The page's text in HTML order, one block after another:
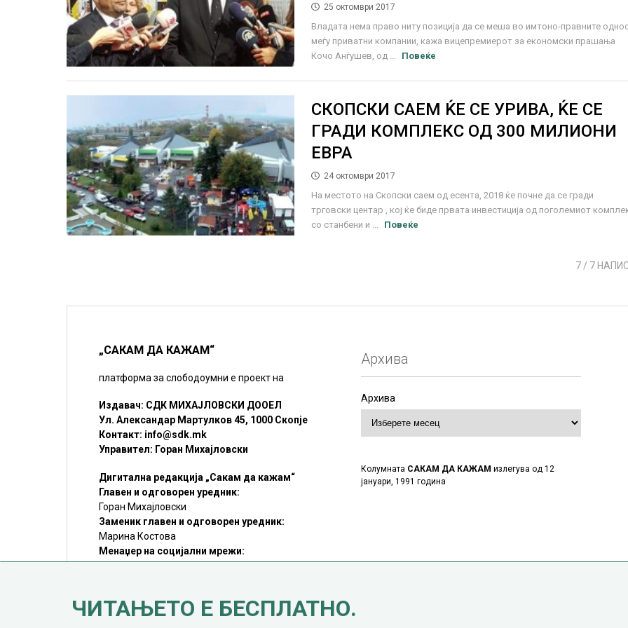
25 октомври 2017
Владата нема право ниту позиција да се меша во имтоно-правните
меѓу приватни компании, кажа вицепремиерот за економски прашања
Кочо Анѓушев, од ...
Повеќе
СКОПСКИ САЕМ ЌЕ СЕ УРИВА, ЌЕ СЕ
ГРАДИ КОМПЛЕКС ОД 300 МИЛИОНИ
ЕВРА
24 октомври 2017
На местото на Скопски саем од есента, 2018 ќе почне да се гради
трговски центар , кој ќе биде првата инвестиција од поголемиот
со станбени и ...
Повеќе
7 / 7
„САКАМ ДА КАЖАМ“
платформа за слободоумни е проект на
Издавач: СДК МИХАЈЛОВСКИ ДООЕЛ
Ул. Александар Мартулков 45, 1000 Скопје
Контакт: info@sdk.mk
Управител: Горан Михајловски
Дигитална редакција „Сакам да кажам“
Главен и одговорен уредник:
Горан Михајловски
Заменик главен и одговорен уредник:
Марина Костова
Менаџер на социјални мрежи:
Мирослав Илиоски
©SDK.MK Крадењето авторски текстови е казниво со закон.
Преземањето на авторски содржини (текстови) од оваа
Архива
Архива
Колумната САКАМ ДА КАЖАМ излегува од 12
јануари, 1991 година
ЧИТАЊЕТО Е БЕСПЛАТНО.